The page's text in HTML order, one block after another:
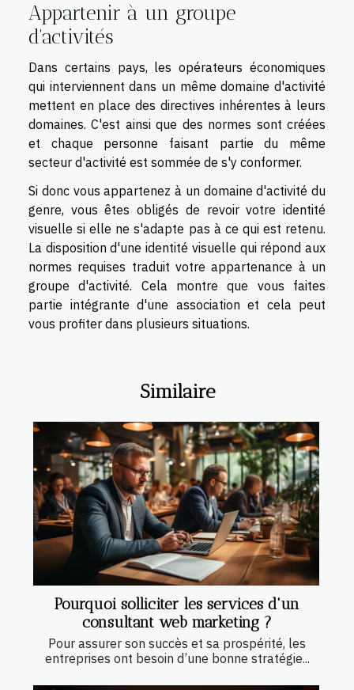
Appartenir à un groupe
d'activités
Dans certains pays, les opérateurs économiques
qui interviennent dans un même domaine d'activité
mettent en place des directives inhérentes à leurs
domaines. C'est ainsi que des normes sont créées
et chaque personne faisant partie du même
secteur d'activité est sommée de s'y conformer.
Si donc vous appartenez à un domaine d'activité du
genre, vous êtes obligés de revoir votre identité
visuelle si elle ne s'adapte pas à ce qui est retenu.
La disposition d'une identité visuelle qui répond aux
normes requises traduit votre appartenance à un
groupe d'activité. Cela montre que vous faites
partie intégrante d'une association et cela peut
vous profiter dans plusieurs situations.
Similaire
Pourquoi solliciter les services d'un
consultant web marketing ?
Pour assurer son succès et sa prospérité, les
entreprises ont besoin d’une bonne stratégie...